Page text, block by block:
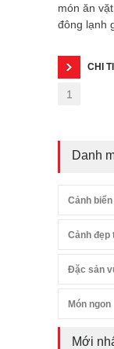
món ăn
đông lạnh
CHI
1
Danh
Cảnh
Cảnh đẹp
Đặc sản
Món ngon
Mới